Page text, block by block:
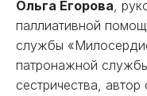
Ольга Егорова,
паллиативной
службы
патронажной
сестричества, автор